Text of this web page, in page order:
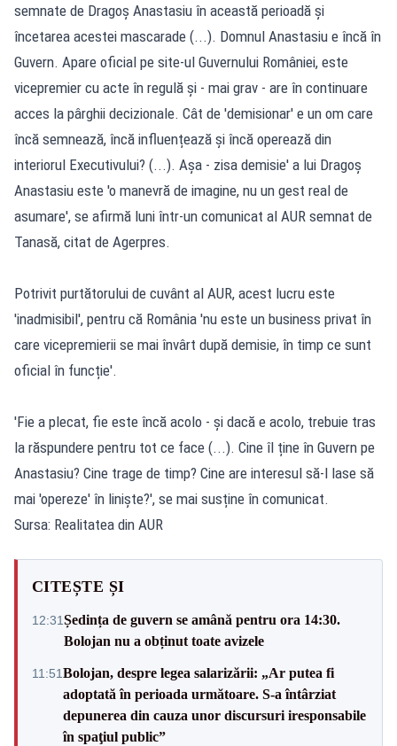
semnate de Dragoș Anastasiu în această perioadă și
încetarea acestei mascarade (...). Domnul Anastasiu e încă în
Guvern. Apare oficial pe site-ul Guvernului României, este
vicepremier cu acte în regulă și - mai grav - are în continuare
acces la pârghii decizionale. Cât de 'demisionar' e un om care
încă semnează, încă influențează și încă operează din
interiorul Executivului? (...). Așa - zisa demisie' a lui Dragoș
Anastasiu este 'o manevră de imagine, nu un gest real de
asumare', se afirmă luni într-un comunicat al AUR semnat de
Tanasă, citat de Agerpres.
Potrivit purtătorului de cuvânt al AUR, acest lucru este
'inadmisibil', pentru că România 'nu este un business privat în
care vicepremierii se mai învârt după demisie, în timp ce sunt
oficial în funcție'.
'Fie a plecat, fie este încă acolo - și dacă e acolo, trebuie tras
la răspundere pentru tot ce face (...). Cine îl ține în Guvern pe
Anastasiu? Cine trage de timp? Cine are interesul să-l lase să
mai 'opereze' în liniște?', se mai susține în comunicat.
Sursa: Realitatea din AUR
CITEȘTE ȘI
12:31Ședința de guvern se amână pentru ora 14:30.
Bolojan nu a obținut toate avizele
11:51Bolojan, despre legea salarizării: „Ar putea fi
adoptată în perioada următoare. S-a întârziat
depunerea din cauza unor discursuri iresponsabile
în spaţiul public”